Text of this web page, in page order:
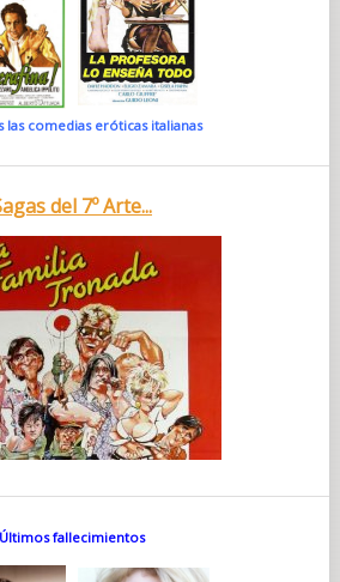
las comedias eróticas italianas
del 7º Arte...
Últimos fallecimientos